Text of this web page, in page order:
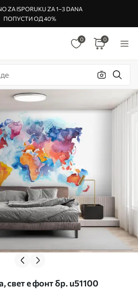
ZA ISPORUKU ZA 1–3 DANA
ПОПУСТИ ОД 40%
0 0
свет е фонт бр. u51100